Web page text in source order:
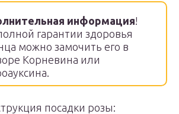
информация!
гарантии здоровья
можно замочить его в
Корневина или
посадки розы: